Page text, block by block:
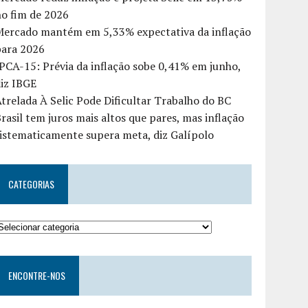
fim de 2026
mantém em 5,33% expectativa da inflação
2026
15: Prévia da inflação sobe 0,41% em junho,
IBGE
À Selic Pode Dificultar Trabalho do BC
tem juros mais altos que pares, mas inflação
supera meta, diz Galípolo
CATEGORIAS
ENCONTRE-NOS